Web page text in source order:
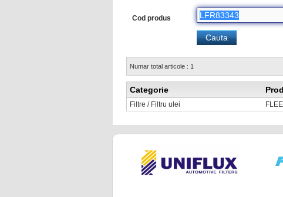
Cod produs
Numar total articole : 1
Categorie
Filtre / Filtru ulei